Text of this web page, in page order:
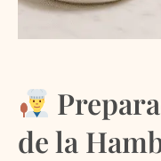
de la